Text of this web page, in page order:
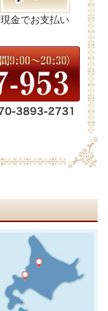
現金でお支払い